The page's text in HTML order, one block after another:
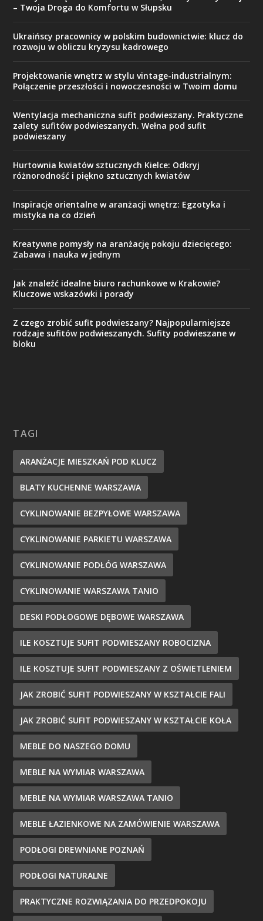
– Twoja Droga do Komfortu w Słupsku
Ukraińscy pracownicy w polskim budownictwie: klucz do
rozwoju w obliczu kryzysu kadrowego
Projektowanie wnętrz w stylu vintage-industrialnym:
Połączenie przeszłości i nowoczesności w Twoim domu
Wentylacja mechaniczna sufit podwieszany. Praktyczne
zalety sufitów podwieszanych. Wełna pod sufit
podwieszany
Hurtownia kwiatów sztucznych Kielce: Odkryj
różnorodność i piękno sztucznych kwiatów
Inspiracje orientalne w aranżacji wnętrz: Egzotyka i
mistyka na co dzień
Kreatywne pomysły na aranżację pokoju dziecięcego:
Zabawa i nauka w jednym
Jak znaleźć idealne biuro rachunkowe w Krakowie?
Kluczowe wskazówki i porady
Z czego zrobić sufit podwieszany? Najpopularniejsze
rodzaje sufitów podwieszanych. Sufity podwieszane w
bloku
TAGI
ARANŻACJE MIESZKAŃ POD KLUCZ
BLATY KUCHENNE WARSZAWA
CYKLINOWANIE BEZPYŁOWE WARSZAWA
CYKLINOWANIE PARKIETU WARSZAWA
CYKLINOWANIE PODŁÓG WARSZAWA
CYKLINOWANIE WARSZAWA TANIO
DESKI PODŁOGOWE DĘBOWE WARSZAWA
ILE KOSZTUJE SUFIT PODWIESZANY ROBOCIZNA
ILE KOSZTUJE SUFIT PODWIESZANY Z OŚWIETLENIEM
JAK ZROBIĆ SUFIT PODWIESZANY W KSZTAŁCIE FALI
JAK ZROBIĆ SUFIT PODWIESZANY W KSZTAŁCIE KOŁA
MEBLE DO NASZEGO DOMU
MEBLE NA WYMIAR WARSZAWA
MEBLE NA WYMIAR WARSZAWA TANIO
MEBLE ŁAZIENKOWE NA ZAMÓWIENIE WARSZAWA
PODŁOGI DREWNIANE POZNAŃ
PODŁOGI NATURALNE
PRAKTYCZNE ROZWIĄZANIA DO PRZEDPOKOJU